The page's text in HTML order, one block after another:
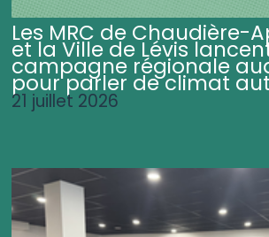
Les MRC de Chaudière-
et la Ville de Lévis
campagne régionale
pour parler de climat
21 juillet 2026